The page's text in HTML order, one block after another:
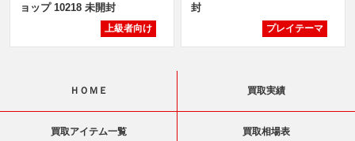
ョップ 10218 未開封
上級者向け
封
プレイテーマ
ＨＯＭＥ 買取実績
買取アイテム一覧 買取相場表